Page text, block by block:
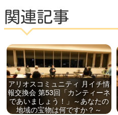
関連記事
アリオスコミュニティ 月イチ情
報交換会 第53回「カンティーネ
であいましょう！」～あなたの
地域の宝物は何ですか？～